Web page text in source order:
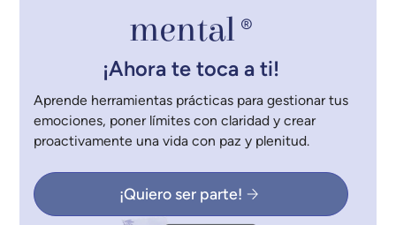
mental ®
¡Ahora te toca a ti!
Aprende herramientas prácticas para gestionar tus
emociones, poner límites con claridad y crear
proactivamente una vida con paz y plenitud.
¡Quiero ser parte!